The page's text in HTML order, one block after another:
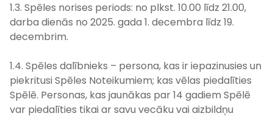
1.3. Spēles norises periods: no plkst. 10.00 līdz 21.00,
darba dienās no 2025. gada 1. decembra līdz 19.
decembrim.
1.4. Spēles dalībnieks – persona, kas ir iepazinusies un
piekritusi Spēles Noteikumiem; kas vēlas piedalīties
Spēlē. Personas, kas jaunākas par 14 gadiem Spēlē
var piedalīties tikai ar savu vecāku vai aizbildņu